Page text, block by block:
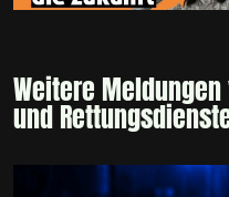
Weitere
und